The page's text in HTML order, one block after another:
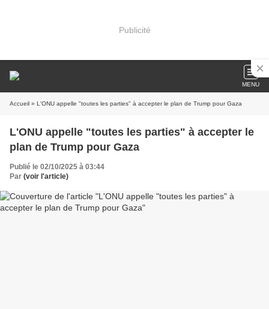
Publicité
MENU
Accueil » L'ONU appelle "toutes les parties" à accepter le plan de Trump pour Gaza
L'ONU appelle "toutes les parties" à accepter le
plan de Trump pour Gaza
Publié le 02/10/2025 à 03:44
Par (voir l'article)